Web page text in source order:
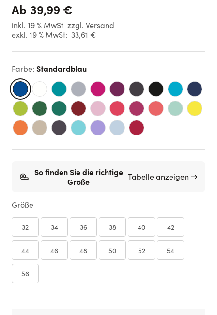
Ab 39,99 €
inkl. 19 % MwSt zzgl. Versand
exkl. 19 % MwSt: 33,61 €
Farbe: Standardblau
So finden Sie die richtige
Größe
Tabelle anzeigen →
Größe
32 34 36 38 40 42
44 46 48 50 52 54
56